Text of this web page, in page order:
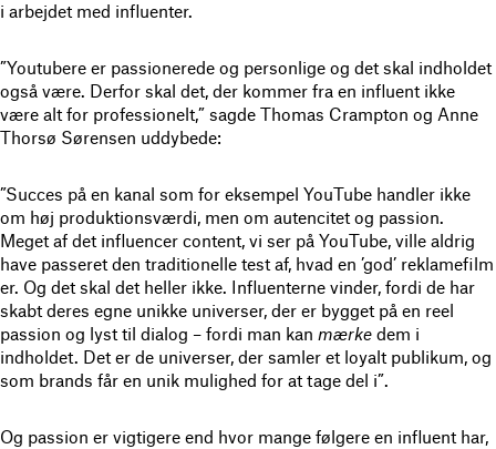
i arbejdet med influenter.
”Youtubere er passionerede og personlige og det skal indholdet
også være. Derfor skal det, der kommer fra en influent ikke
være alt for professionelt,” sagde Thomas Crampton og Anne
Thorsø Sørensen uddybede:
”Succes på en kanal som for eksempel YouTube handler ikke
om høj produktionsværdi, men om autencitet og passion.
Meget af det influencer content, vi ser på YouTube, ville aldrig
have passeret den traditionelle test af, hvad en ’god’ reklamefilm
er. Og det skal det heller ikke. Influenterne vinder, fordi de har
skabt deres egne unikke universer, der er bygget på en reel
passion og lyst til dialog – fordi man kan mærke dem i
indholdet. Det er de universer, der samler et loyalt publikum, og
som brands får en unik mulighed for at tage del i”.
Og passion er vigtigere end hvor mange følgere en influent har,